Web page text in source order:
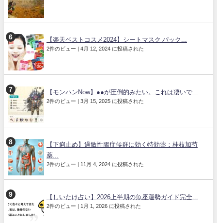
【楽天ベストコスメ2024】シートマスク パック...
2件のビュー 4月 12, 2024 に投稿された
【モンハンNow】●●が圧倒的みたい。これは凄いで...
2件のビュー 3月 15, 2025 に投稿された
【下痢止め】過敏性腸症候群に効く特効薬：桂枝加芍
薬...
2件のビュー 11月 4, 2024 に投稿された
【しいたけ占い】2026上半期の魚座運勢ガイド完全...
2件のビュー 1月 1, 2026 に投稿された